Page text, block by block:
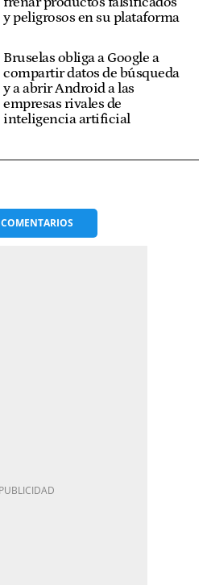
y peligrosos en su plataforma
Bruselas obliga a Google a
compartir datos de búsqueda
y a abrir Android a las
empresas rivales de
inteligencia artificial
COMENTARIOS